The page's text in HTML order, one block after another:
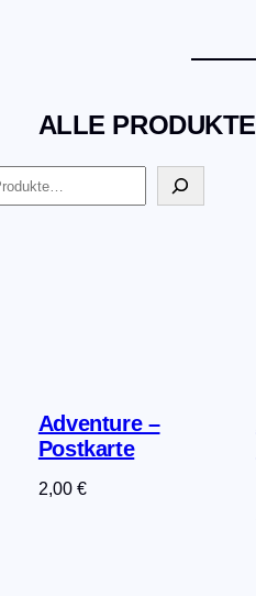
ALLE PRODUKTE
Adventure –
Postkarte
2,00 €